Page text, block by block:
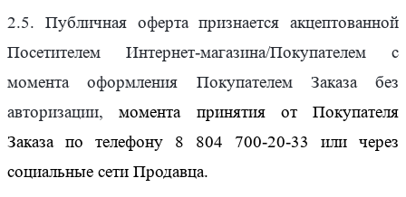
2.5. Публичная оферта признается акцептованной
Посетителем Интернет-магазина/Покупателем с
момента оформления Покупателем Заказа без
авторизации,момента принятия от Покупателя
Заказа по телефону 8 804 700-20-33 или через
социальные сети Продавца.